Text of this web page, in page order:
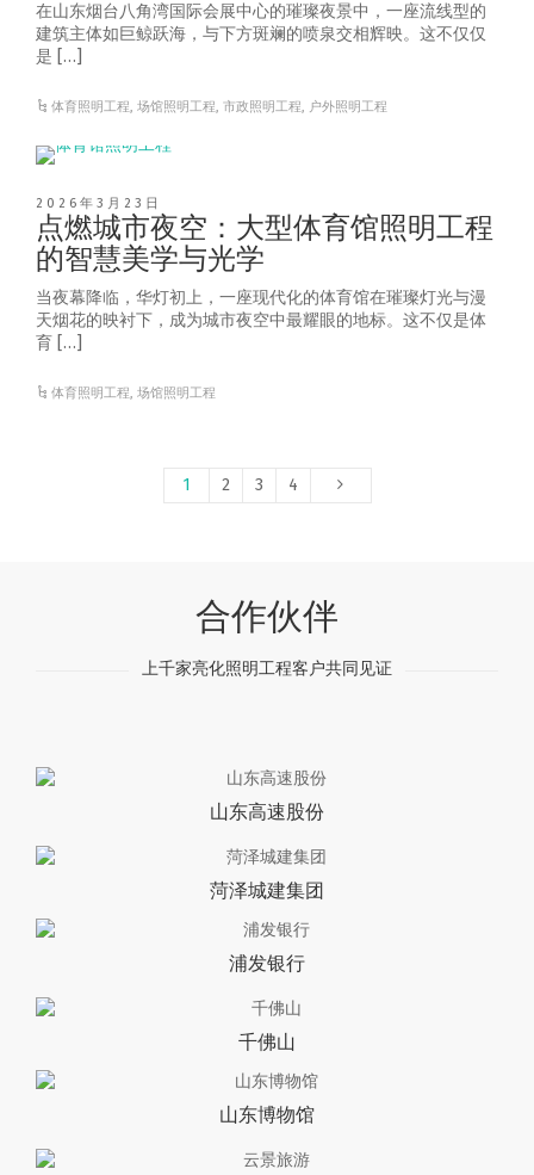
在山东烟台八角湾国际会展中心的璀璨夜景中，一座流线型的
建筑主体如巨鲸跃海，与下方斑斓的喷泉交相辉映。这不仅仅
是 […]
体育照明工程,场馆照明工程,市政照明工程, 户外照明工程
2026年3月23日
点燃城市夜空：大型体育馆照明工程
的智慧美学与光学
当夜幕降临，华灯初上，一座现代化的体育馆在璀璨灯光与漫
天烟花的映衬下，成为城市夜空中最耀眼的地标。这不仅是体
育 […]
体育照明工程,场馆照明工程
1 2 3 4
合作伙伴
上千家亮化照明工程客户共同见证
山东高速股份
菏泽城建集团
浦发银行
千佛山
山东博物馆